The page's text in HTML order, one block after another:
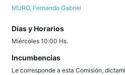
MURO, Fernando Gabriel
Días y Horarios
Miércoles 10:00 Hs.
Incumbencias
Le corresponde a esta Comisión,